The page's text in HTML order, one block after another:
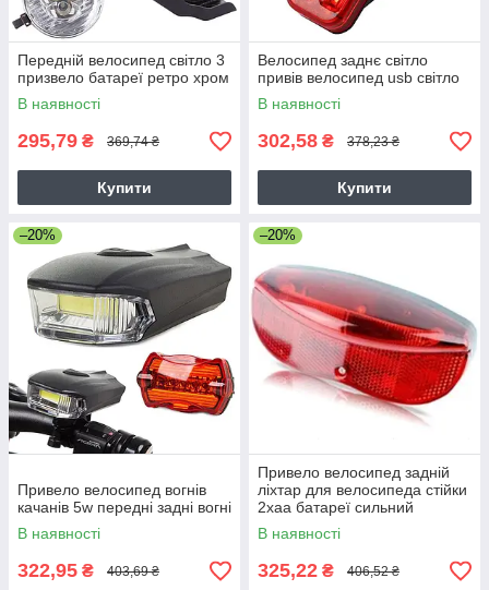
Передній велосипед світло 3
призвело батареї ретро хром
В наявності
295,79 ₴ 369,74 ₴
Купити
Велосипед заднє світло
привів велосипед usb світло
В наявності
302,58 ₴ 378,23 ₴
Купити
–20%
Привело велосипед вогнів
качанів 5w передні задні вогні
В наявності
322,95 ₴ 403,69 ₴
–20%
Привело велосипед задній
ліхтар для велосипеда стійки
2xaa батареї сильний
В наявності
325,22 ₴ 406,52 ₴